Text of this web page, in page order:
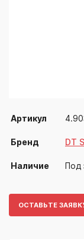
Артикул
Бренд DT
Наличие Под
ОСТАВЬТЕ